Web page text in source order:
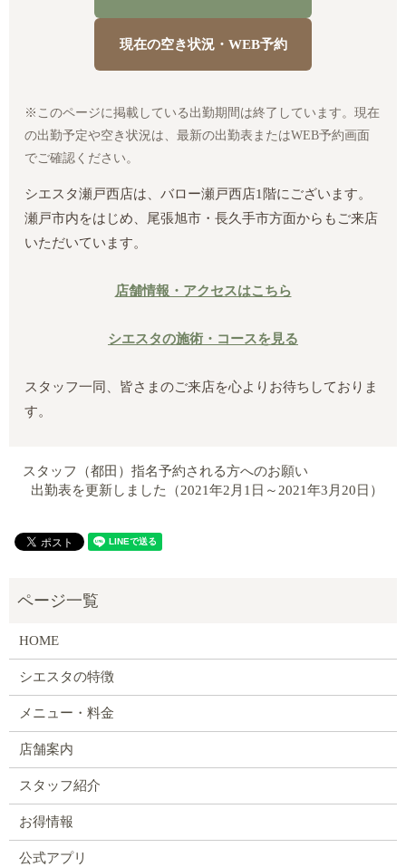
現在の空き状況・WEB予約
※このページに掲載している出勤期間は終了しています。現在
の出勤予定や空き状況は、最新の出勤表またはWEB予約画面
でご確認ください。
シエスタ瀬戸西店は、バロー瀬戸西店1階にございます。
瀬戸市内をはじめ、尾張旭市・長久手市方面からもご来店
いただいています。
店舗情報・アクセスはこちら
シエスタの施術・コースを見る
スタッフ一同、皆さまのご来店を心よりお待ちしておりま
す。
スタッフ（都田）指名予約される方へのお願い
出勤表を更新しました（2021年2月1日～2021年3月20日）
HOME
シエスタの特徴
メニュー・料金
店舗案内
スタッフ紹介
お得情報
公式アプリ